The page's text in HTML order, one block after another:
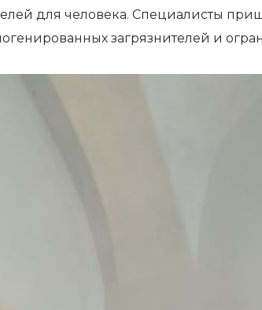
для человека. Специалисты
загрязнителей и